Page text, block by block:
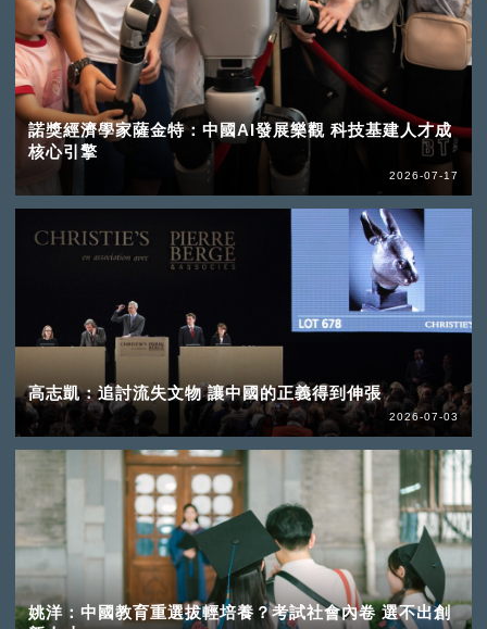
諾獎經濟學家薩金特：中國AI發展樂觀 科技基建人才成
核心引擎
2026-07-17
高志凱：追討流失文物 讓中國的正義得到伸張
2026-07-03
姚洋：中國教育重選拔輕培養？考試社會內卷 選不出創